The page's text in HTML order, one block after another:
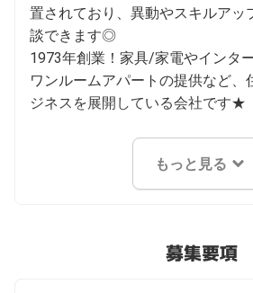
置されており、異動やスキルアッ
談できます◎
1973年創業！家具/家電やインタ
ワンルームアパートの提供など、
ジネスを展開している会社です★
もっと見る
募集要項